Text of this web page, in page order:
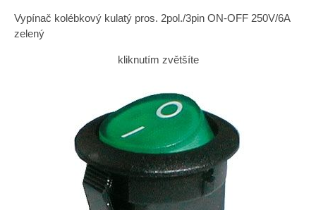
Vypínač kolébkový kulatý pros. 2pol./3pin ON-OFF 250V/6A
zelený
kliknutím zvětšíte